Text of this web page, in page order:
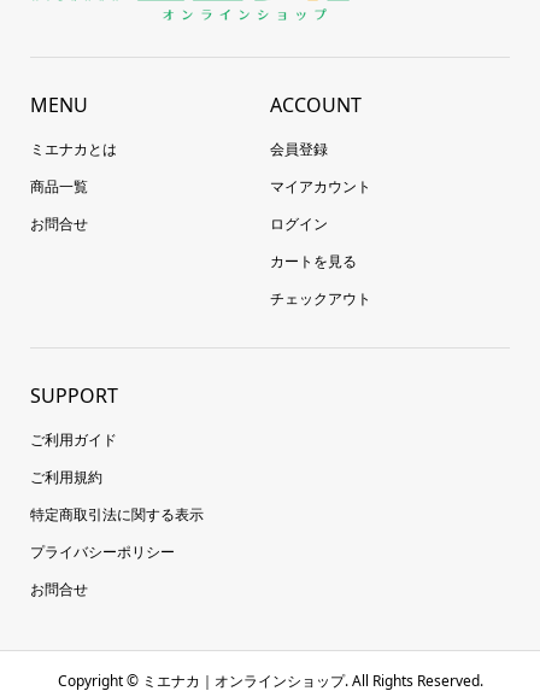
MENU
ミエナカとは
商品一覧
お問合せ
ACCOUNT
会員登録
マイアカウント
ログイン
カートを見る
チェックアウト
SUPPORT
ご利用ガイド
ご利用規約
特定商取引法に関する表示
プライバシーポリシー
お問合せ
Copyright ©ミエナカ｜オンラインショップ. All Rights Reserved.